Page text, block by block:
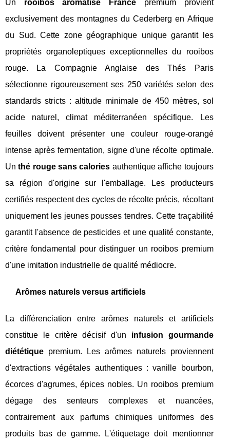
Un rooibos aromatisé France premium provient
exclusivement des montagnes du Cederberg en Afrique
du Sud. Cette zone géographique unique garantit les
propriétés organoleptiques exceptionnelles du rooibos
rouge. La Compagnie Anglaise des Thés Paris
sélectionne rigoureusement ses 250 variétés selon des
standards stricts : altitude minimale de 450 mètres, sol
acide naturel, climat méditerranéen spécifique. Les
feuilles doivent présenter une couleur rouge-orangé
intense après fermentation, signe d'une récolte optimale.
Unthé rouge sans calories authentique affiche toujours
sa région d'origine sur l'emballage. Les producteurs
certifiés respectent des cycles de récolte précis, récoltant
uniquement les jeunes pousses tendres. Cette traçabilité
garantit l'absence de pesticides et une qualité constante,
critère fondamental pour distinguer un rooibos premium
d'une imitation industrielle de qualité médiocre.
Arômes naturels versus artificiels
La différenciation entre arômes naturels et artificiels
constitue le critère décisif d'un infusion gourmande
diététique premium. Les arômes naturels proviennent
d'extractions végétales authentiques : vanille bourbon,
écorces d'agrumes, épices nobles. Un rooibos premium
dégage des senteurs complexes et nuancées,
contrairement aux parfums chimiques uniformes des
produits bas de gamme. L'étiquetage doit mentionner